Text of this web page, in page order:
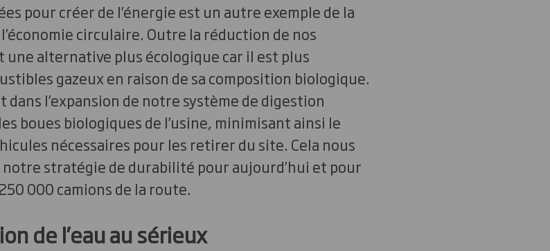
pour créer de l’énergie est un autre exemple de la
circulaire. Outre la réduction de nos
une alternative plus écologique car il est plus
gazeux en raison de sa composition biologique.
l’expansion de notre système de digestion
boues biologiques de l’usine, minimisant ainsi le
nécessaires pour les retirer du site. Cela nous
stratégie de durabilité pour aujourd’hui et pour
000 camions de la route.
de l’eau au sérieux